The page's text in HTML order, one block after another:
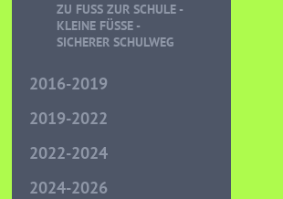
ZU FUSS ZUR SCHULE - K
LEINE FÜSSE - SI
CHERER SCHULWEG
2016-2019
2019-2022
2022-2024
2024-2026